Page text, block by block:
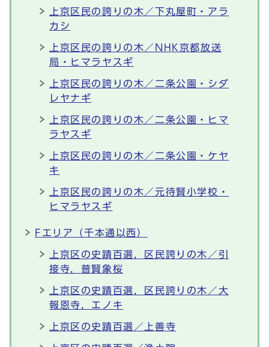
上京区民の誇りの木／下丸屋町・アラ
カシ
上京区民の誇りの木／NHK京都放送
局・ヒマラヤスギ
上京区民の誇りの木／二条公園・シダ
レヤナギ
上京区民の誇りの木／二条公園・ヒマ
ラヤスギ
上京区民の誇りの木／二条公園・ケヤ
キ
上京区民の誇りの木／元待賢小学校・
ヒマラヤスギ
Fエリア（千本通以西）
上京区の史蹟百選，区民誇りの木／引
接寺，普賢象桜
上京区の史蹟百選，区民誇りの木／大
報恩寺，エノキ
上京区の史蹟百選／上善寺